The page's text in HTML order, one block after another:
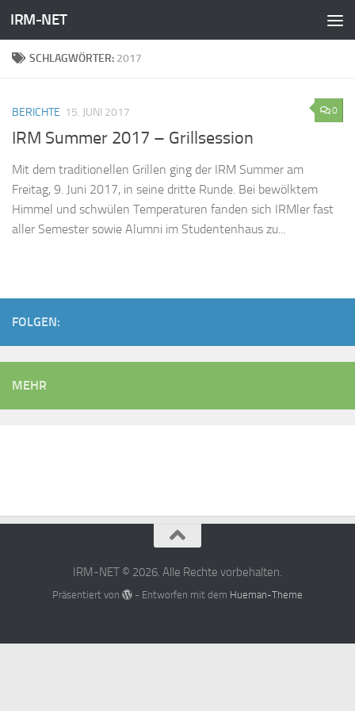
Zum Inhalt springen
IRM-NET
SCHLAGWÖRTER: 2017
0
BERICHTE 15. JUNI 2017
IRM Summer 2017 – Grillsession
Mit dem traditionellen Grillen ging der IRM Summer am
Freitag, 9. Juni 2017, in seine dritte Runde. Bei bewölktem
Himmel und schwülen Temperaturen fanden sich IRMler fast
aller Semester sowie Alumni im Studentenhaus zu...
FOLGEN:
MEHR
IRM-NET © 2026. Alle Rechte vorbehalten.
Präsentiert von - Entworfen mit dem Hueman-Theme